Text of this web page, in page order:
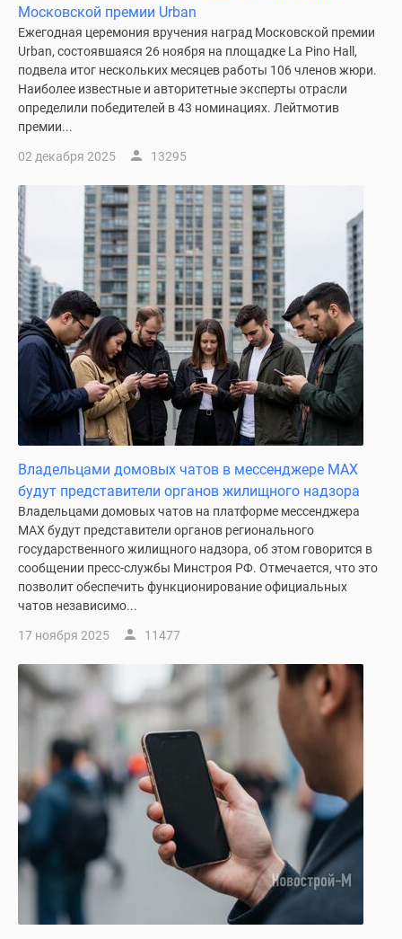
Московской премии Urban
Ежегодная церемония вручения наград Московской премии
Urban, состоявшаяся 26 ноября на площадке La Pino Hall,
подвела итог нескольких месяцев работы 106 членов жюри.
Наиболее известные и авторитетные эксперты отрасли
определили победителей в 43 номинациях. Лейтмотив
премии...
02 декабря 2025 13295
Владельцами домовых чатов в мессенджере MAX
будут представители органов жилищного надзора
Владельцами домовых чатов на платформе мессенджера
MAX будут представители органов регионального
государственного жилищного надзора, об этом говорится в
сообщении пресс-службы Минстроя РФ. Отмечается, что это
позволит обеспечить функционирование официальных
чатов независимо...
17 ноября 2025 11477